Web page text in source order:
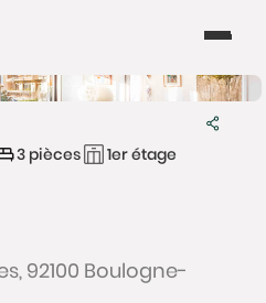
3 pièces
1er étage
92100 Boulogne-